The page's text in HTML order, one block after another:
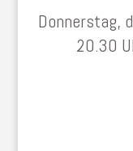
Donnerstag,
20.30